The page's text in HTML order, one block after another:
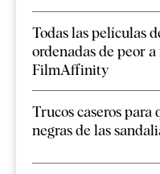
Todas las películas
ordenadas de peor
FilmAffinity
Trucos caseros
negras de las